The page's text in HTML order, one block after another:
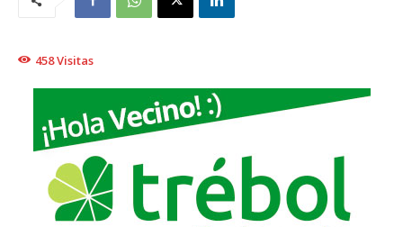
458Visitas